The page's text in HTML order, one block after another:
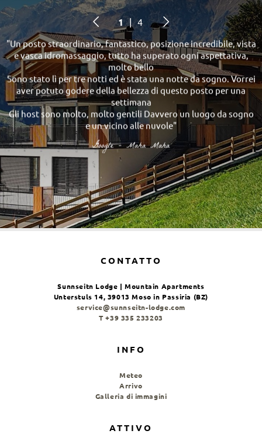
1 | 4
"Un posto straordinario, fantastico, posizione incredibile, vista
e vasca idromassaggio, tutto ha superato ogni aspettativa,
molto bello
Sono stato lì per tre notti ed è stata una notte da sogno. Vorrei
aver potuto godere della bellezza di questo posto per una
settimana
Gli host sono molto, molto gentili Davvero un luogo da sogno
e un vicino alle nuvole"
Google - Maha Maha
CONTATTO
Sunnseitn Lodge | Mountain Apartments
Unterstuls 14, 39013 Moso in Passiria (BZ)
service@sunnseitn-lodge.com
T +39 335 233203
INFO
Meteo
Arrivo
Galleria di immagini
ATTIVO